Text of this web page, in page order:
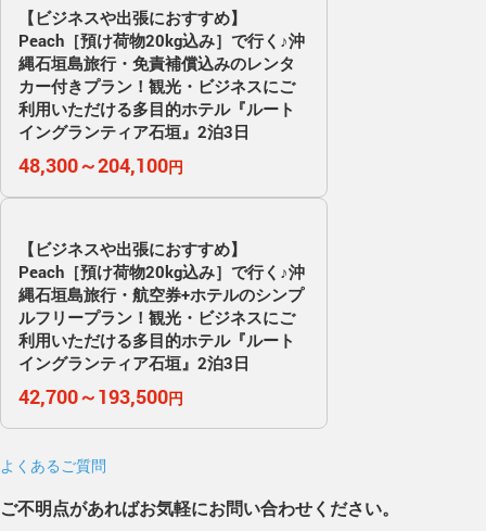
【ビジネスや出張におすすめ】
Peach［預け荷物20kg込み］で行く♪沖
縄石垣島旅行・免責補償込みのレンタ
カー付きプラン！観光・ビジネスにご
利用いただける多目的ホテル『ルート
イングランティア石垣』2泊3日
48,300～204,100円
【ビジネスや出張におすすめ】
Peach［預け荷物20kg込み］で行く♪沖
縄石垣島旅行・航空券+ホテルのシンプ
ルフリープラン！観光・ビジネスにご
利用いただける多目的ホテル『ルート
イングランティア石垣』2泊3日
42,700～193,500円
よくあるご質問
ご不明点があればお気軽にお問い合わせください。